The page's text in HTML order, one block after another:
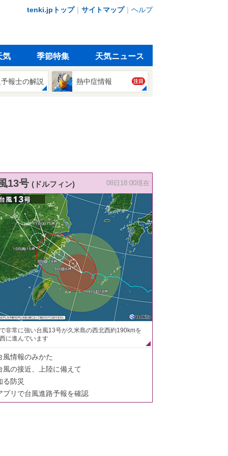
tenki.jpトップ｜ サイトマップ｜ ヘルプ
気 季節特集 天気ニュース
報士の解説 熱中症情報 注目
13号 (ドルフィン) 08日18:00現在
非常に強い台風13号が久米島の西北西約190kmを
に進んでいます
風情報のみかた
風の接近、上陸に備えて
る防災
プリで台風進路予報を確認